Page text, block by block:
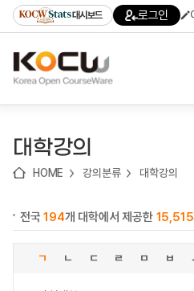
기
기
기
content)
가
대시보드 로그인
대학강의
HOME 강의분류 대학강의
전국194개 대학에서 제공한 15,515
ㄱ ㄴ ㄷ ㄹ ㅁ ㅂ